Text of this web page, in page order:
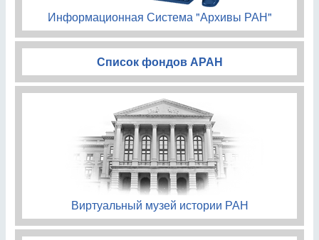
Информационная Система "Архивы РАН"
Список фондов АРАН
Виртуальный музей истории РАН